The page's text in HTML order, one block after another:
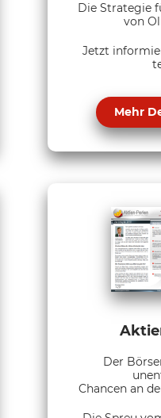
Die Strategie
von
Jetzt
Mehr
Der
Chancen an